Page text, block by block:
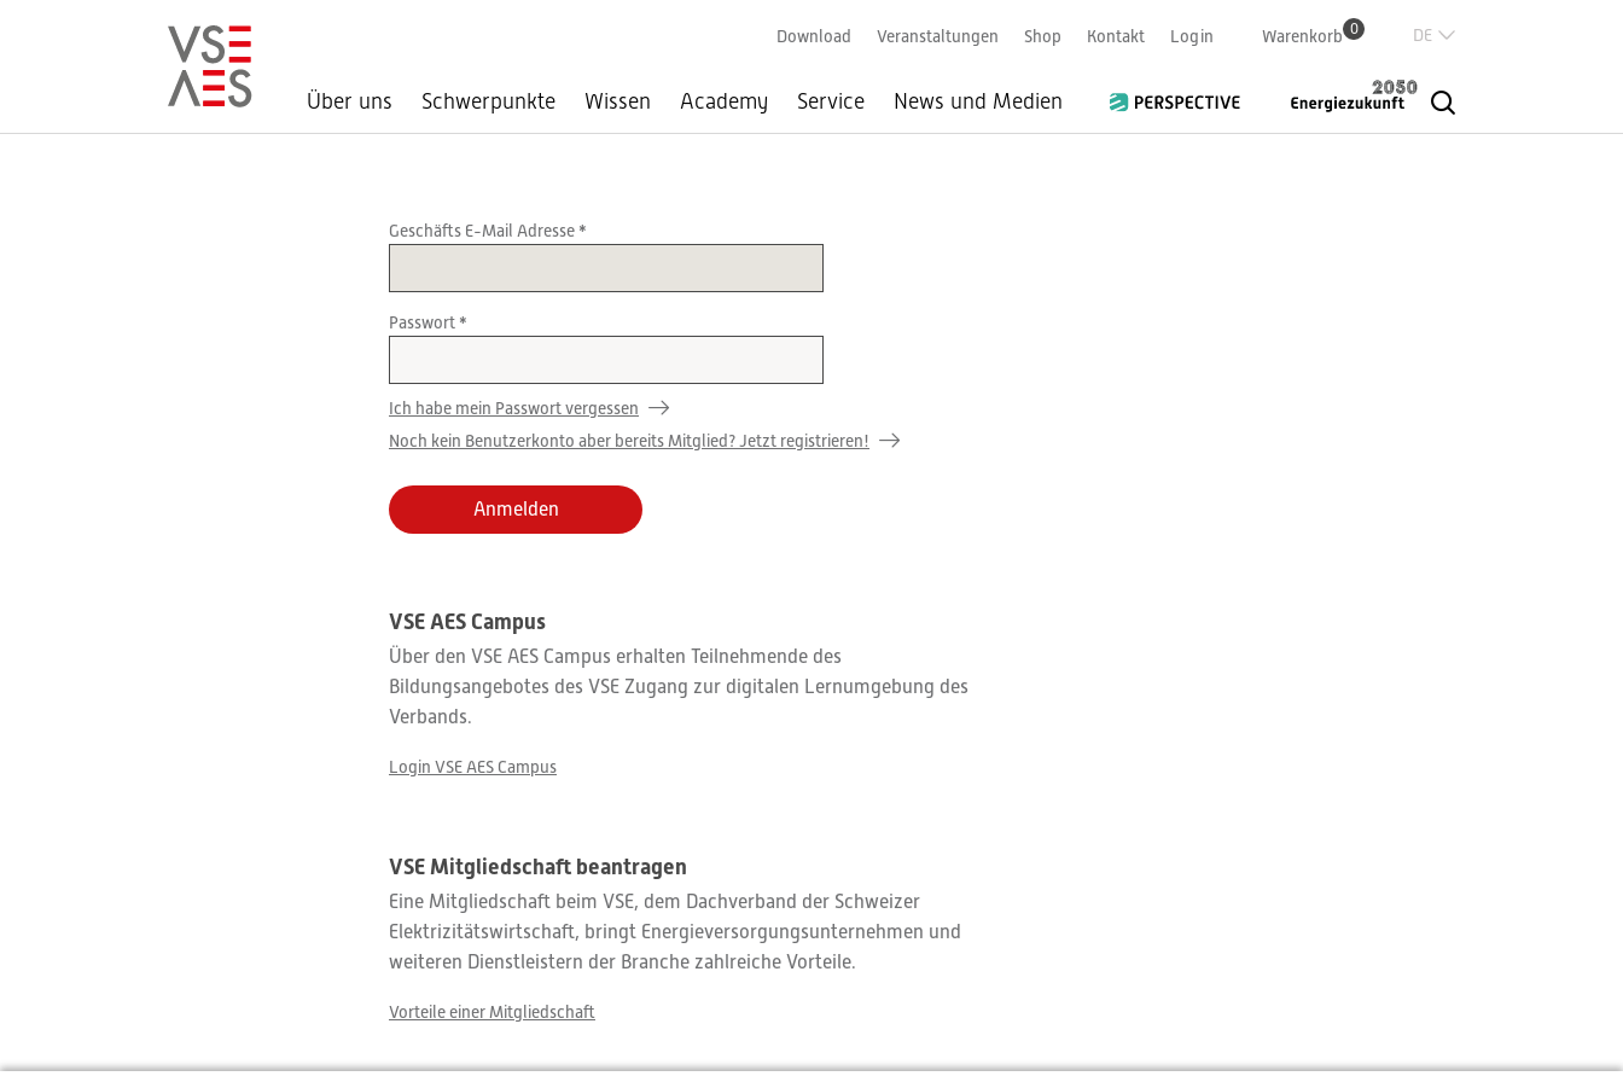
Über uns Schwerpunkte Wissen Academy Service News und Medien
Download Veranstaltungen Shop Kontakt Login Warenkorb 0
English
Geschäfts E-Mail Adresse
Passwort
Ich habe mein Passwort vergessen
Noch kein Benutzerkonto aber bereits Mitglied? Jetzt registrieren!
VSE AES Campus
Über den VSE AES Campus erhalten Teilnehmende des
Bildungsangebotes des VSE Zugang zur digitalen Lernumgebung des
Verbands.
Login VSE AES Campus
VSE Mitgliedschaft beantragen
Eine Mitgliedschaft beim VSE, dem Dachverband der Schweizer
Elektrizitätswirtschaft, bringt Energieversorgungsunternehmen und
weiteren Dienstleistern der Branche zahlreiche Vorteile.
Vorteile einer Mitgliedschaft